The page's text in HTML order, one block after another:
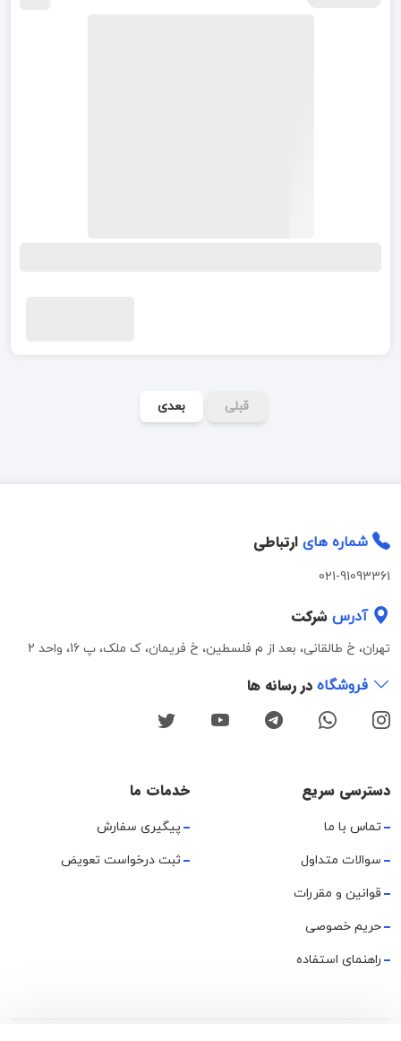
قبلی بعدی
شماره های ارتباطی
021-91093361
آدرس شرکت
تهران، خ طالقانی، بعد از م فلسطین، خ فریمان، ک ملک، پ 16، واحد 2
فروشگاه در رسانه ها
دسترسی سریع
تماس با ما
سوالات متداول
قوانین و مقررات
حریم خصوصی
راهنمای استفاده
خدمات ما
پیگیری سفارش
ثبت درخواست تعویض